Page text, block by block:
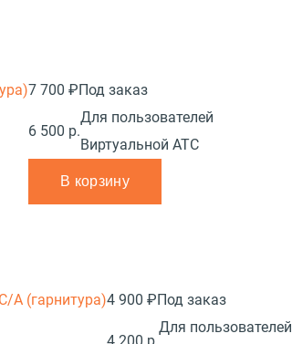
7 700 ₽Под заказ
6 500 р.
Для пользователей
Виртуальной АТС
В корзину
A (гарнитура)4 900 ₽Под заказ
4 200 р.
Для пользователей